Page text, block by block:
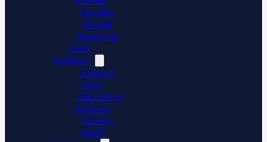
Upgates
Shopify
WooCommerce
Ceník
Podpora
Znalostní
báze
Zákaznická
podpora
Dativery
Agent